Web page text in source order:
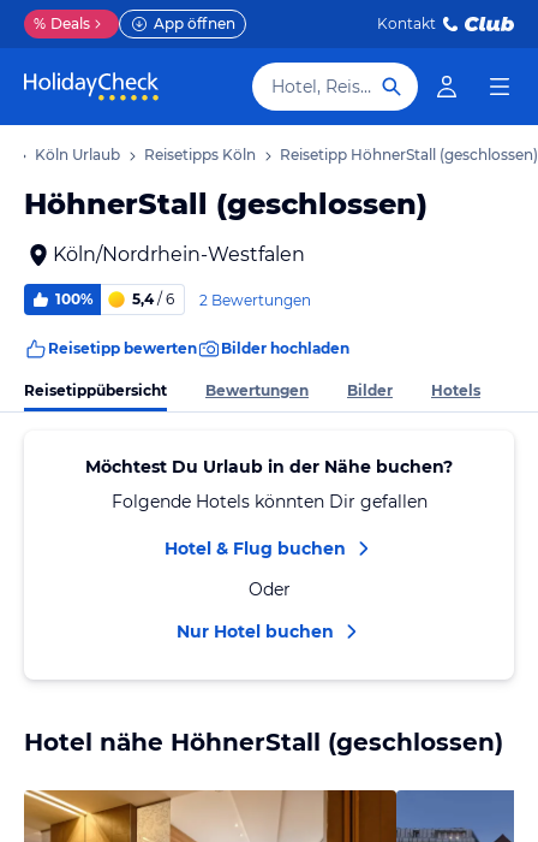
% Deals App öffnen Kontakt
Hotel, Reiseziel
Köln Urlaub Reisetipps Köln Reisetipp HöhnerStall (geschlossen)
HöhnerStall (geschlossen)
Köln/Nordrhein-Westfalen
100% 5,4/ 6 2 Bewertungen
Reisetipp bewerten Bilder hochladen
Reisetippübersicht Bewertungen Bilder Hotels
Möchtest Du Urlaub in der Nähe buchen?
Folgende Hotels könnten Dir gefallen
Hotel & Flug buchen
Oder
Nur Hotel buchen
Hotel nähe HöhnerStall (geschlossen)